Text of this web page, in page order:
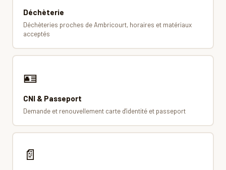
Déchèterie
Déchèteries proches de Ambricourt, horaires et matériaux
acceptés
🪪
CNI & Passeport
Demande et renouvellement carte d'identité et passeport
📄